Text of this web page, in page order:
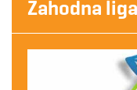
Zahodna liga